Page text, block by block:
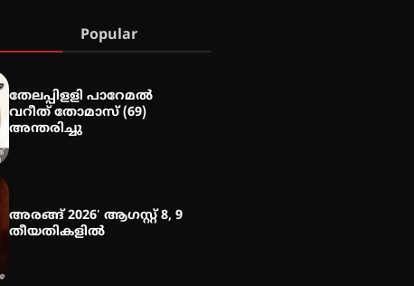
Popular
തേലപ്പിളളി പാറേമൽ
വറീത് തോമാസ് (69)
അന്തരിച്ചു
അരങ്ങ് 2026′ ആഗസ്റ്റ് 8, 9
തീയതികളിൽ